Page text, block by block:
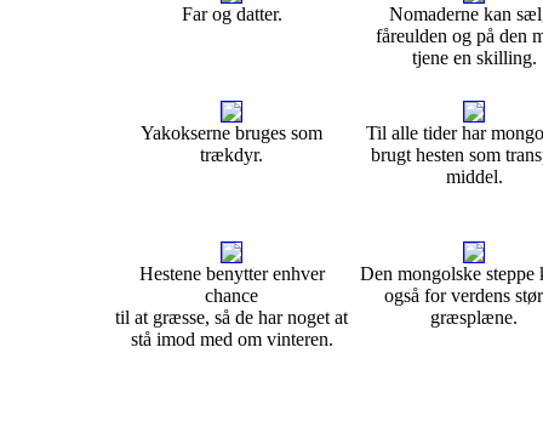
Far og datter.
Nomaderne kan
fåreulden og på den
tjene en skilling.
Yakokserne bruges som
trækdyr.
Til alle tider har
brugt hesten som
middel.
Hestene benytter enhver
chance
til at græsse, så de har noget at
stå imod med om vinteren.
Den mongolske steppe
også for verdens
græsplæne.